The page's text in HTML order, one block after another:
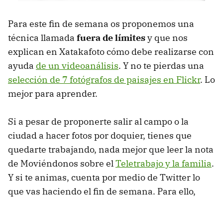
Para este fin de semana os proponemos una
técnica llamada fuera de límitesy que nos
explican en Xatakafoto cómo debe realizarse con
ayuda de un videoanálisis. Y no te pierdas una
selección de 7 fotógrafos de paisajes en Flickr. Lo
mejor para aprender.
Si a pesar de proponerte salir al campo o la
ciudad a hacer fotos por doquier, tienes que
quedarte trabajando, nada mejor que leer la nota
de Moviéndonos sobre elTeletrabajo y la familia.
Y si te animas, cuenta por medio de Twitter lo
que vas haciendo el fin de semana. Para ello,